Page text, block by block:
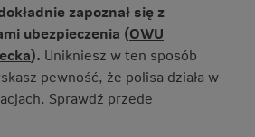
zapoznał się z
ubezpieczenia (OWU
). Unikniesz w ten sposób
pewność, że polisa działa w
Sprawdź przede